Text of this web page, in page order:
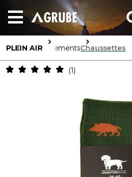
PLEIN AIR VêtementsChaussettes
1